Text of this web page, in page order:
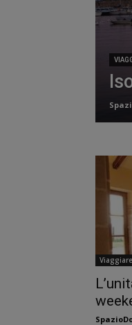
Viaggiare